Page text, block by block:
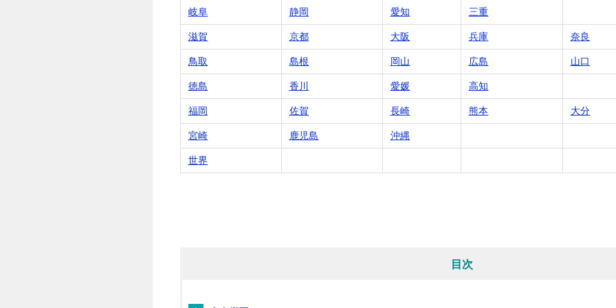
岐阜 静岡 愛知 三重
滋賀 京都 大阪 兵庫 奈良
鳥取 島根 岡山 広島 山口
徳島 香川 愛媛 高知
福岡 佐賀 長崎 熊本 大分
宮崎 鹿児島 沖縄
世界
目次